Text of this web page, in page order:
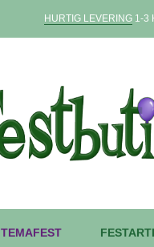
HURTIG LEVERING1-3
TEMAFEST